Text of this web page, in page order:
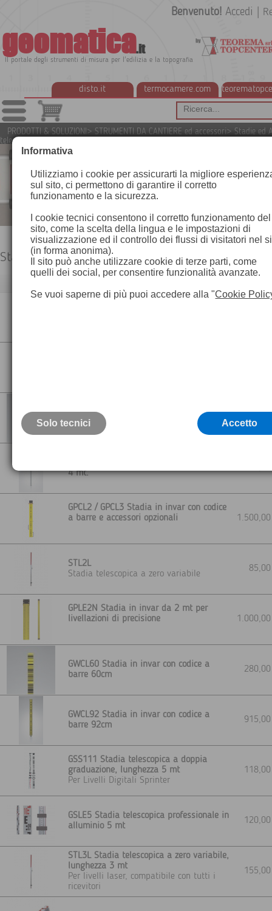
geomatica.it
Il portale degli strumenti di misura per l'edilizia e la topografia
disto.it termocamere.com
Benvenuto! Accedi
PRODOTTI & SOLUZIONI> STRUMENTI DA CANTIERE ed accessori> Stadie ed
telescopiche
Stadie ed Aste telescopiche
GKNL4 Stadia in fibra di vetro da 4 mt
4 mt.
GPCL2 / GPCL3 Stadia in invar con codice
a barre e accessori opzionali
STL2L
Stadia telescopica a zero variabile
GPLE2N Stadia in invar da 2 mt per
livellazioni di precisione
GWCL60 Stadia in invar con codice a
barre 60cm
GWCL92 Stadia in invar con codice a
barre 92cm
GSS111 Stadia telescopica a doppia
graduazione, lunghezza 5 mt
Per Livelli Digitali Sprinter
GSLE5 Stadia telescopica professionale in
alluminio 5 mt
STL3L Stadia telescopica a zero variabile,
lunghezza 3 mt
Per livelli laser, compatibile con tutti i
ricevitori
Informativa
Utilizziamo i cookie per assicurarti la migliore
sul sito, ci permettono di garantire il corretto
funzionamento e la sicurezza.
I cookie tecnici consentono il corretto funzionamento del
sito, come la scelta della lingua e le impostazioni di
visualizzazione ed il controllo dei flussi di visitatori nel
(in forma anonima).
Il sito può anche utilizzare cookie di terze parti, come
quelli dei social, per consentire funzionalità avanzate.
Se vuoi saperne di più puoi accedere alla "Cookie
Solo tecnici Accetto